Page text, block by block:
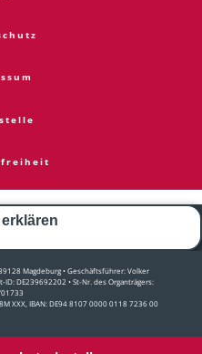
Magdeburg • Geschäftsführer: Volker
DE239692202 • St-Nr. des Organträgers:
XXX, IBAN: DE94 8107 0000 0118 7236 00